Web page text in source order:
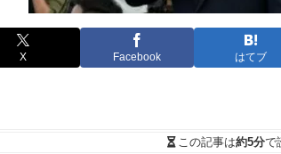
X Facebook はてブ
この記事は約5分で